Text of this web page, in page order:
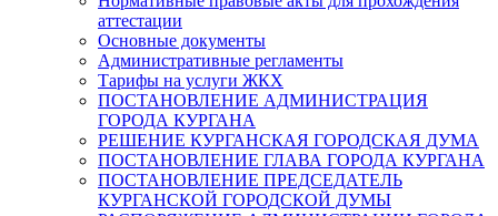
аттестации
Основные документы
Административные регламенты
Тарифы на услуги ЖКХ
ПОСТАНОВЛЕНИЕ АДМИНИСТРАЦИЯ
ГОРОДА КУРГАНА
РЕШЕНИЕ КУРГАНСКАЯ ГОРОДСКАЯ ДУМА
ПОСТАНОВЛЕНИЕ ГЛАВА ГОРОДА КУРГАНА
ПОСТАНОВЛЕНИЕ ПРЕДСЕДАТЕЛЬ
КУРГАНСКОЙ ГОРОДСКОЙ ДУМЫ